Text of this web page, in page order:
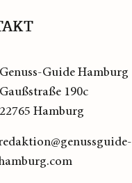
Genuss-Guide Hamburg
Gaußstraße 190c
22765 Hamburg